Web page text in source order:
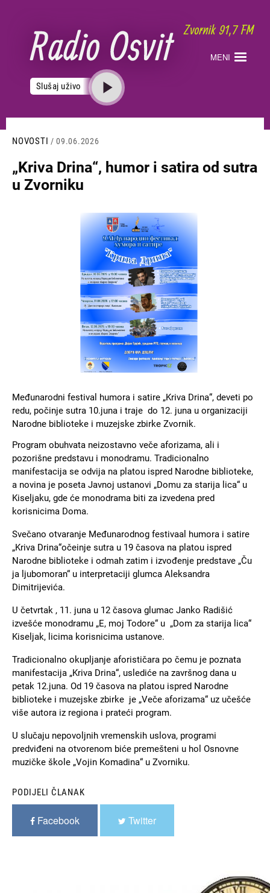
sadržaj
MENI
Slušaj uživo
NOVOSTI / 09.06.2026
„Kriva Drina“, humor i satira od sutra
u Zvorniku
Međunarodni festival humora i satire „Kriva Drina“, deveti po
redu, počinje sutra 10.juna i traje do 12. juna u organizaciji
Narodne biblioteke i muzejske zbirke Zvornik.
Program obuhvata neizostavno veče aforizama, ali i
pozorišne predstavu i monodramu. Tradicionalno
manifestacija se odvija na platou ispred Narodne biblioteke,
a novina je poseta Javnoj ustanovi „Domu za starija lica“ u
Kiseljaku, gde će monodrama biti za izvedena pred
korisnicima Doma.
Svečano otvaranje Međunarodnog festivaal humora i satire
„Kriva Drina“očeinje sutra u 19 časova na platou ispred
Narodne biblioteke i odmah zatim i izvođenje predstave „Ču
ja ljubomoran“ u interpretaciji glumca Aleksandra
Dimitrijevića.
U četvrtak , 11. juna u 12 časova glumac Janko Radišić
izvešće monodramu „E, moj Todore“ u „Dom za starija lica“
Kiseljak, licima korisnicima ustanove.
Tradicionalno okupljanje aforističara po čemu je poznata
manifestacija „Kriva Drina“, uslediće na završnog dana u
petak 12.juna. Od 19 časova na platou ispred Narodne
biblioteke i muzejske zbirke je „Veče aforizama“ uz učešće
više autora iz regiona i prateći program.
U slučaju nepovoljnih vremenskih uslova, programi
predviđeni na otvorenom biće premešteni u hol Osnovne
muzičke škole „Vojin Komadina“ u Zvorniku.
PODIJELI ČLANAK
Facebook Twitter